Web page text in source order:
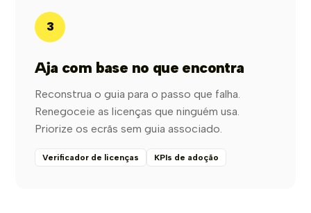
3
Aja com base no que encontra
Reconstrua o guia para o passo que falha.
Renegoceie as licenças que ninguém usa.
Priorize os ecrãs sem guia associado.
Verificador de licenças KPIs de adoção